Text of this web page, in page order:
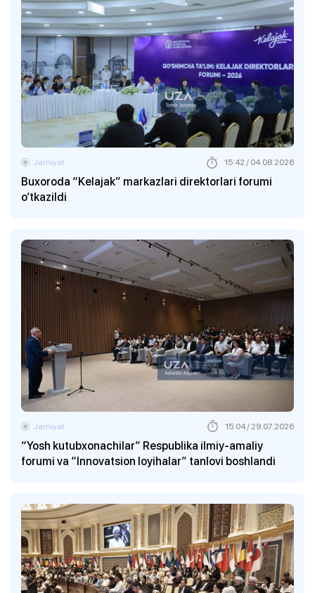
Buxoroda “Kelajak” markazlari direktorlari forumi
o‘tkazildi
Jamiyat 15:42 / 04.08.2026
“Yosh kutubxonachilar” Respublika ilmiy-amaliy
forumi va “Innovatsion loyihalar” tanlovi boshlandi
Jamiyat 15:04 / 29.07.2026